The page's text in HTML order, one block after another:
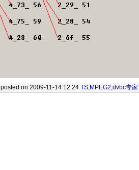
posted on 2009-11-14 12:24 TS,MPEG2,dvbc专家